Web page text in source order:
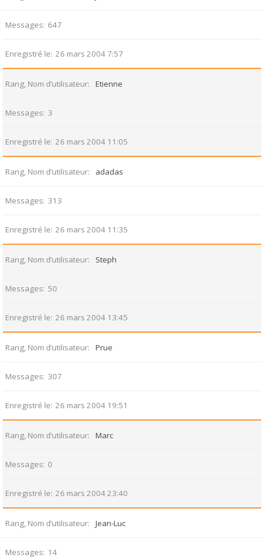
Messages 647
Enregistré le 26 mars 2004 7:57
Rang, Nom d’utilisateur Etienne
Messages 3
Enregistré le 26 mars 2004 11:05
Rang, Nom d’utilisateur adadas
Messages 313
Enregistré le 26 mars 2004 11:35
Rang, Nom d’utilisateur Steph
Messages 50
Enregistré le 26 mars 2004 13:45
Rang, Nom d’utilisateur Prue
Messages 307
Enregistré le 26 mars 2004 19:51
Rang, Nom d’utilisateur Marc
Messages 0
Enregistré le 26 mars 2004 23:40
Rang, Nom d’utilisateur Jean-Luc
Messages 14